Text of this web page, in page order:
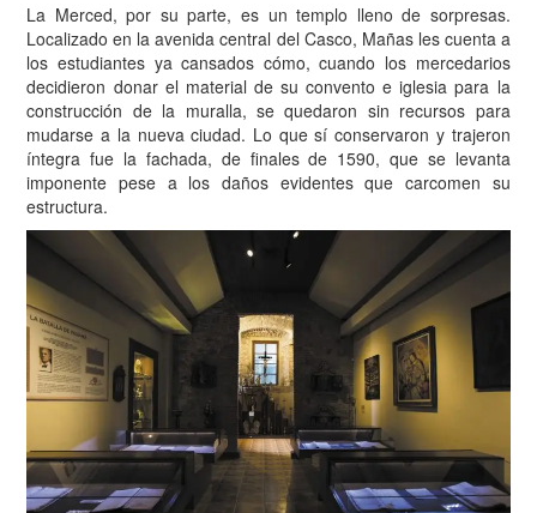
La Merced, por su parte, es un templo lleno de sorpresas.
Localizado en la avenida central del Casco, Mañas les cuenta a
los estudiantes ya cansados cómo, cuando los mercedarios
decidieron donar el material de su convento e iglesia para la
construcción de la muralla, se quedaron sin recursos para
mudarse a la nueva ciudad. Lo que sí conservaron y trajeron
íntegra fue la fachada, de finales de 1590, que se levanta
imponente pese a los daños evidentes que carcomen su
estructura.